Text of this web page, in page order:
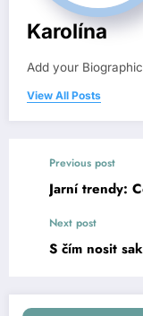
Karolína
Add your
View All Posts
Previous post
Jarní trendy:
Next post
S čím nosit